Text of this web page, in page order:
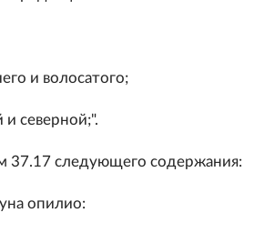
и волосатого;
и северной;".
37.17 следующего содержания:
опилио: